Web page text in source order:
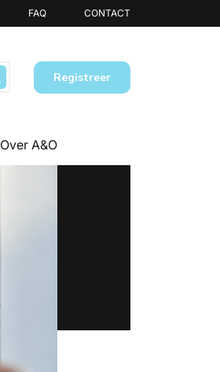
FAQ CONTACT
Registreer
Over A&O